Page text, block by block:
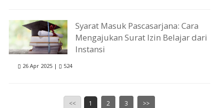
Syarat Masuk Pascasarjana: Cara
Mengajukan Surat Izin Belajar dari
Instansi
26 Apr 2025 | 524
<< 1 2 3 >>